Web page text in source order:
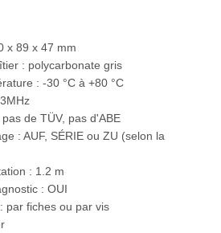
x 89 x 47 mm
: polycarbonate gris
: -30 °C à +80 °C
de TÜV, pas d'ABE
: AUF, SÉRIE ou ZU (selon la
: 1.2 m
: OUI
par fiches ou par vis